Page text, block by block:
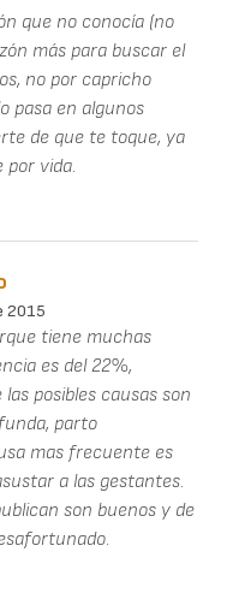
que no conocía (no
más para buscar el
no por capricho
pasa en algunos
de que te toque, ya
por vida.
2015
tiene muchas
es del 22%,
posibles causas son
parto
mas frecuente es
a las gestantes.
son buenos y de